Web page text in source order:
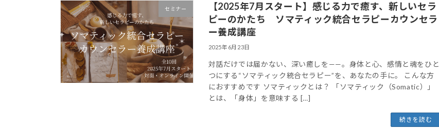
セミナー
【2025年7月スタート】感じる力で癒す、新しいセラ
ピーのかたち ソマティック統合セラピーカウンセラ
ー養成講座
2025年6月23日
対話だけでは届かない、深い癒しを——。身体と心、感情と魂をひと
つにする“ソマティック統合セラピー”を、あなたの手に。 こんな方
におすすめです ソマティックとは？ 「ソマティック（Somatic）」
とは、「身体」を意味する […]
続きを読む